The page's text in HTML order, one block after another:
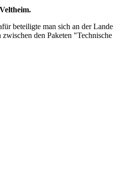
beteiligte man sich an der
den Paketen